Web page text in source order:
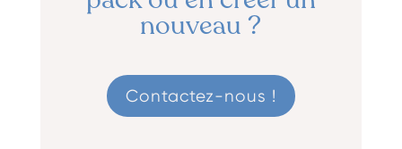
nouveau ?
Contactez-nous !